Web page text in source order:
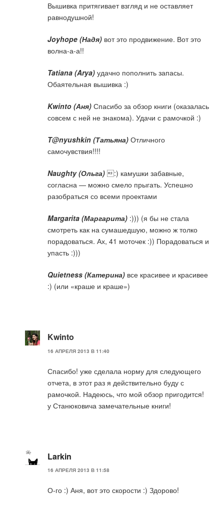
Вышивка притягивает взгляд и не оставляет
равнодушной!
Joyhope (Надя) вот это продвижение. Вот это
волна-а-а!!
Tatiana (Arya) удачно пополнить запасы.
Обаятельная вышивка :)
Kwinto (Аня) Спасибо за обзор книги (оказалась
совсем с ней не знакома). Удачи с рамочкой :)
T@nyushkin (Татьяна) Отличного
самочувствия!!!!
Naughty (Ольга) :) камушки забавные,
согласна — можно смело прыгать. Успешно
разобраться со всеми проектами
Margarita (Маргарита) :))) (я бы не стала
смотреть как на сумашедшую, можно ж толко
порадоваться. Ах, 41 моточек :)) Порадоваться и
упасть :)))
Quietness (Катерина) все красивее и красивее
:) (или «краше и краше»)
Kwinto
16 АПРЕЛЯ 2013 В 11:40
Спасибо! уже сделала норму для следующего
отчета, в этот раз я действительно буду с
рамочкой. Надеюсь, что мой обзор пригодится!
у Станюковича замечательные книги!
Larkin
16 АПРЕЛЯ 2013 В 11:58
О-го :) Аня, вот это скорости :) Здорово!